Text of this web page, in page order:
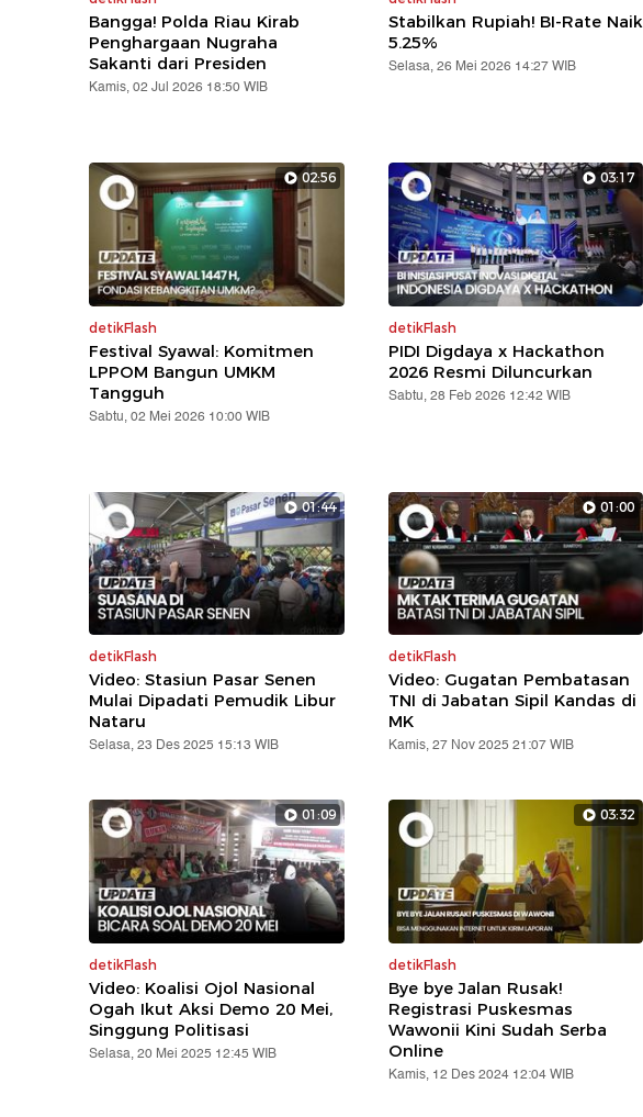
Bangga! Polda Riau Kirab
Penghargaan Nugraha
Sakanti dari Presiden
Kamis, 02 Jul 2026 18:50 WIB
Stabilkan Rupiah! BI-Rate Naik
5.25%
Selasa, 26 Mei 2026 14:27 WIB
02:56
detikFlash
Festival Syawal: Komitmen
LPPOM Bangun UMKM
Tangguh
Sabtu, 02 Mei 2026 10:00 WIB
03:17
detikFlash
PIDI Digdaya x Hackathon
2026 Resmi Diluncurkan
Sabtu, 28 Feb 2026 12:42 WIB
01:44
detikFlash
Video: Stasiun Pasar Senen
Mulai Dipadati Pemudik Libur
Nataru
Selasa, 23 Des 2025 15:13 WIB
01:00
detikFlash
Video: Gugatan Pembatasan
TNI di Jabatan Sipil Kandas di
MK
Kamis, 27 Nov 2025 21:07 WIB
01:09
detikFlash
Video: Koalisi Ojol Nasional
Ogah Ikut Aksi Demo 20 Mei,
Singgung Politisasi
Selasa, 20 Mei 2025 12:45 WIB
03:32
detikFlash
Bye bye Jalan Rusak!
Registrasi Puskesmas
Wawonii Kini Sudah Serba
Online
Kamis, 12 Des 2024 12:04 WIB